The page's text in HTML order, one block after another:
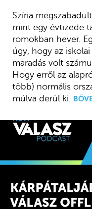
Szíria
mint egy évtizede
romokban hever.
úgy, hogy az
maradás volt
Hogy erről az
több) normális
múlva derül ki.